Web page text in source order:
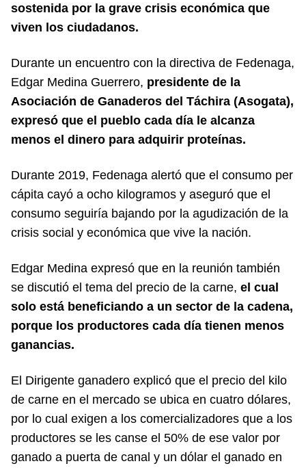
sostenida por la grave crisis económica que
viven los ciudadanos.
Durante un encuentro con la directiva de Fedenaga,
Edgar Medina Guerrero, presidente de la
Asociación de Ganaderos del Táchira (Asogata),
expresó que el pueblo cada día le alcanza
menos el dinero para adquirir proteínas.
Durante 2019, Fedenaga alertó que el consumo per
cápita cayó a ocho kilogramos y aseguró que el
consumo seguiría bajando por la agudización de la
crisis social y económica que vive la nación.
Edgar Medina expresó que en la reunión también
se discutió el tema del precio de la carne, el cual
solo está beneficiando a un sector de la cadena,
porque los productores cada día tienen menos
ganancias.
El Dirigente ganadero explicó que el precio del kilo
de carne en el mercado se ubica en cuatro dólares,
por lo cual exigen a los comercializadores que a los
productores se les canse el 50% de ese valor por
ganado a puerta de canal y un dólar el ganado en